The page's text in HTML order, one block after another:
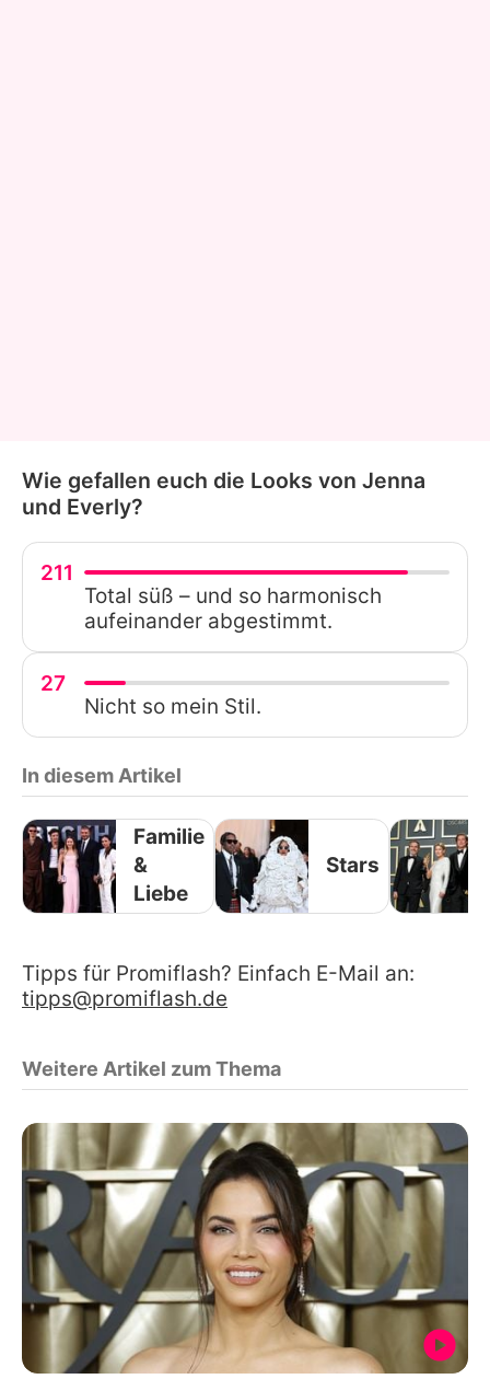
Wie gefallen euch die Looks von Jenna
und Everly?
211
Total süß – und so harmonisch
aufeinander abgestimmt.
27
Nicht so mein Stil.
In diesem Artikel
Familie
&
Liebe
Stars
Tipps für Promiflash? Einfach E-Mail an:
tipps@promiflash.de
Weitere Artikel zum Thema